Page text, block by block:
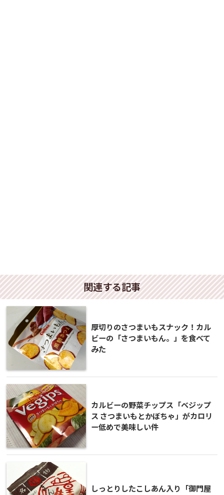
関連する記事
厚切りのさつまいもスナック！カル
ビーの「さつまいもん。」を食べて
みた
カルビーの野菜チップス「ベジップ
ス さつまいもとかぼちゃ」がカロリ
ー低めで美味しい件
しっとりしたこしあん入り「御門屋